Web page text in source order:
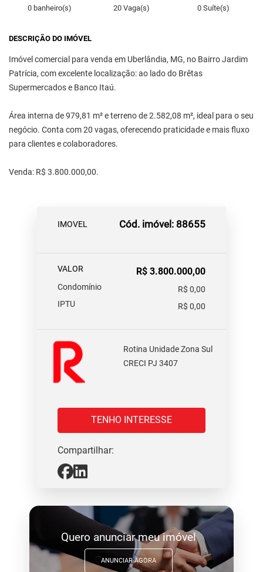
0 banheiro(s) 20 Vaga(s) 0 Suíte(s)
DESCRIÇÃO DO IMÓVEL
Imóvel comercial para venda em Uberlândia, MG, no Bairro Jardim
Patrícia, com excelente localização: ao lado do Brêtas
Supermercados e Banco Itaú.
Área interna de 979,81 m² e terreno de 2.582,08 m², ideal para o seu
negócio. Conta com 20 vagas, oferecendo praticidade e mais fluxo
para clientes e colaboradores.
Venda: R$ 3.800.000,00.
IMOVEL Cód. imóvel: 88655
VALOR R$ 3.800.000,00
Condomínio
R$ 0,00
IPTU
R$ 0,00
Rotina Unidade Zona Sul
CRECI PJ 3407
TENHO INTERESSE
Compartilhar:
Quero anunciar meu imóvel
ANUNCIAR AGORA